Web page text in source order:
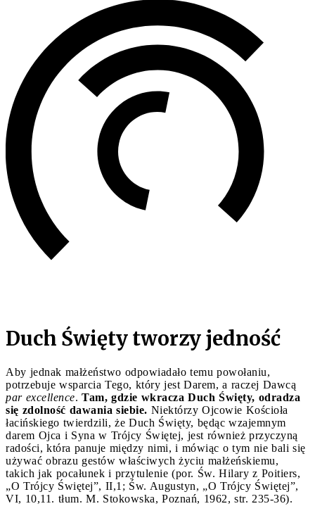
Duch Święty tworzy jedność
Aby jednak małżeństwo odpowiadało temu powołaniu,
potrzebuje wsparcia Tego, który jest Darem, a raczej Dawcą
par excellence. Tam, gdzie wkracza Duch Święty, odradza
się zdolność dawania siebie. Niektórzy Ojcowie Kościoła
łacińskiego twierdzili, że Duch Święty, będąc wzajemnym
darem Ojca i Syna w Trójcy Świętej, jest również przyczyną
radości, która panuje między nimi, i mówiąc o tym nie bali się
używać obrazu gestów właściwych życiu małżeńskiemu,
takich jak pocałunek i przytulenie (por. Św. Hilary z Poitiers,
„O Trójcy Świętej”, II,1; Św. Augustyn, „O Trójcy Świętej”,
VI, 10,11. tłum. M. Stokowska, Poznań, 1962, str. 235-36).